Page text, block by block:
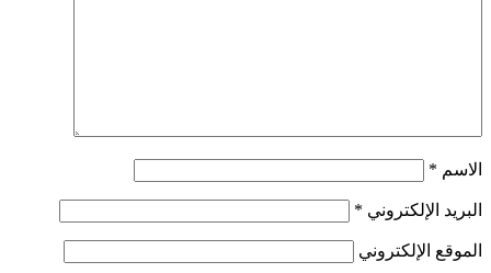
الاسم *
البريد الإلكتروني *
الموقع الإلكتروني